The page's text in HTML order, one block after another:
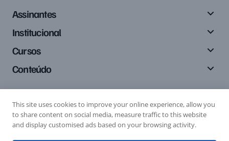
Assinantes
Institucional
Cursos
Conteúdo
Siga-nos
This site uses cookies to improve your online experience, allow you
to share content on social media, measure traffic to this website
and display customised ads based on your browsing activity.